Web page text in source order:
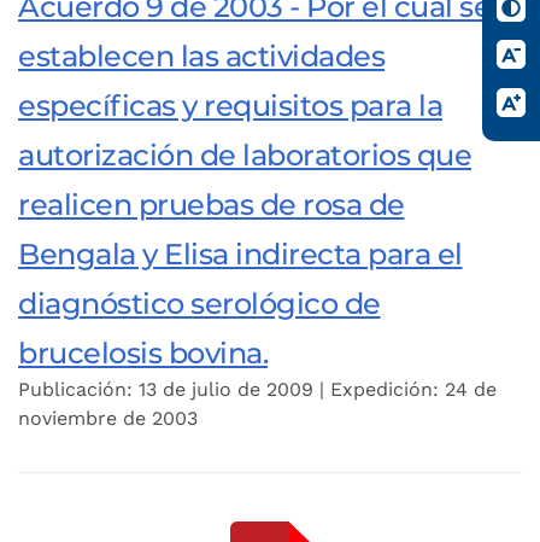
establecen las actividades
específicas y requisitos para la
autorización de laboratorios que
realicen pruebas de rosa de
Bengala y Elisa indirecta para el
diagnóstico serológico de
brucelosis bovina.
Publicación: 13 de julio de 2009 | Expedición: 24 de
noviembre de 2003